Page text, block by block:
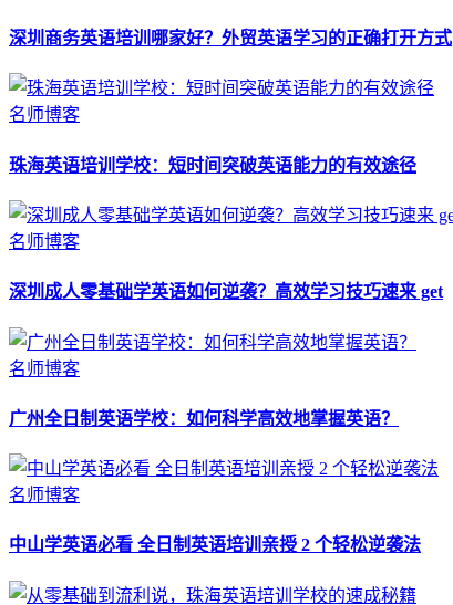
深圳商务英语培训哪家好？外贸英语学习的正确打开方式
名师博客
珠海英语培训学校：短时间突破英语能力的有效途径
名师博客
深圳成人零基础学英语如何逆袭？高效学习技巧速来 get
名师博客
广州全日制英语学校：如何科学高效地掌握英语？
名师博客
中山学英语必看 全日制英语培训亲授 2 个轻松逆袭法